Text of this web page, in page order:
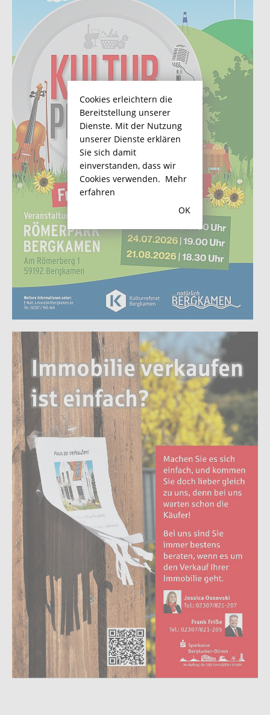
Cookies erleichtern die
Bereitstellung unserer
Dienste. Mit der Nutzung
unserer Dienste erklären
Sie sich damit
einverstanden, dass wir
Cookies verwenden. Mehr
erfahren
OK